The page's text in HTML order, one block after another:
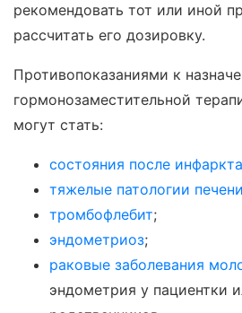
рекомендовать тот или иной
рассчитать его дозировку.
Противопоказаниями к
гормонозаместительной
могут стать:
состояния после инфаркта
тяжелые патологии печени
тромбофлебит;
эндометриоз;
раковые заболевания
эндометрия у пациентки